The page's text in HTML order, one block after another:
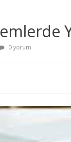
0 yorum